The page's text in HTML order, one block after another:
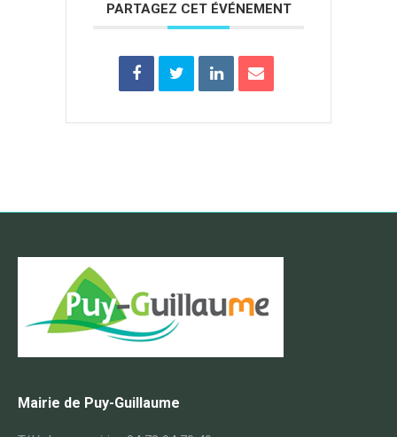
PARTAGEZ CET ÉVÉNEMENT
Mairie de Puy-Guillaume